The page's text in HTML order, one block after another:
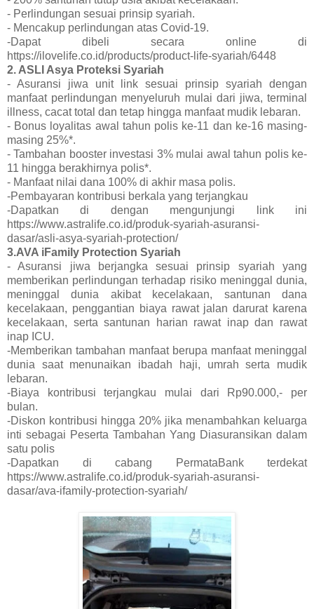
- Perlindungan sesuai prinsip syariah.
- Mencakup perlindungan atas Covid-19.
-Dapat dibeli secara online di
https://ilovelife.co.id/products/product-life-syariah/6448
2. ASLI Asya Proteksi Syariah
- Asuransi jiwa unit link sesuai prinsip syariah dengan
manfaat perlindungan menyeluruh mulai dari jiwa, terminal
illness, cacat total dan tetap hingga manfaat mudik lebaran.
- Bonus loyalitas awal tahun polis ke-11 dan ke-16 masing-
masing 25%*.
- Tambahan booster investasi 3% mulai awal tahun polis ke-
11 hingga berakhirnya polis*.
- Manfaat nilai dana 100% di akhir masa polis.
-Pembayaran kontribusi berkala yang terjangkau
-Dapatkan di dengan mengunjungi link ini
https://www.astralife.co.id/produk-syariah-asuransi-
dasar/asli-asya-syariah-protection/
3.AVA iFamily Protection Syariah
- Asuransi jiwa berjangka sesuai prinsip syariah yang
memberikan perlindungan terhadap risiko meninggal dunia,
meninggal dunia akibat kecelakaan, santunan dana
kecelakaan, penggantian biaya rawat jalan darurat karena
kecelakaan, serta santunan harian rawat inap dan rawat
inap ICU.
-Memberikan tambahan manfaat berupa manfaat meninggal
dunia saat menunaikan ibadah haji, umrah serta mudik
lebaran.
-Biaya kontribusi terjangkau mulai dari Rp90.000,- per
bulan.
-Diskon kontribusi hingga 20% jika menambahkan keluarga
inti sebagai Peserta Tambahan Yang Diasuransikan dalam
satu polis
-Dapatkan di cabang PermataBank terdekat
https://www.astralife.co.id/produk-syariah-asuransi-
dasar/ava-ifamily-protection-syariah/